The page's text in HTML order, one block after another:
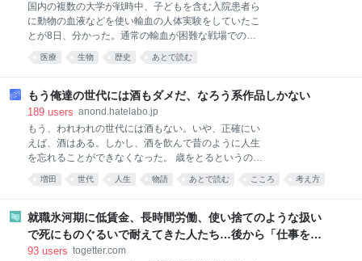
け ですが、そしたら後日ですね… とんでもないものが
届いたわけですよ！！！ ご覧くださいよ、３枚
目！！！！ こんな画太郎先生の絵を見たことあります
か？ 「綺麗な顔してるだろ。嘘みたいだろ。画太郎先
国内の複数の大学が戦時中、子どもを含む入院患者ら
に動物の血液などを使い輸血の人体実験をしていたこ
とが8日、分かった。通常の輸血が困難な戦場での応
用を意図した実験が多く、死者も出ていた。戦争と医
学の問題に詳しい吉中丈志・京都大医学部臨床教授
遂行への協力で、非倫理的な人体実験のハードルが下
がっていたと考えられる」と指摘する。 京都府立医
大、九州帝国大（現九州大）、熊本医大（現熊本大）
が実施。採血から時間を置いた「保存血」、血液型の
異なる「異型血（不適合血）」、動物由来の「異種
太平洋戦争期までの実験の論文が、当時の医学誌など
た。 熊本医大では、脳の手術を受けウマの保存血を輸
血された男性が、その後死亡。骨髄炎で転院してきた
9歳男児は、21日間保存した血漿
医療 生物 歴史 あとで読む
もう俺達の世代には酒もダメだ、なろう系作品しかない
189 users anond.hatelabo.jp
もう、われわれの世代には酒もない。いや、正確にい
えば、酒はある。しかし、酒を飲んで昔のように人生
を忘れることができなくなった。 歳をとるというの
は、妙なものである。 若いころには、酒を飲めば翌朝
には多少の二日酔いを残しながらも、それで済んだ。
金を残すようになる。飲んでいるあいだは愉快でも、
翌朝になると、その愉快さの利子まで取り立てられ
る。 しかも酒は高くなった。 氷河期世代のITエンジニ
増田 世代 人生 物語 あとで読む こころ 考え方
就職氷河期に低賃金、長時間労働、使い捨てのような扱い
で死にものぐるいで耐えてきた人たち…後から「仕事を選
んでいたからだ」と本人の選択の問題に書き換えるのはあ
93 users togetter.com